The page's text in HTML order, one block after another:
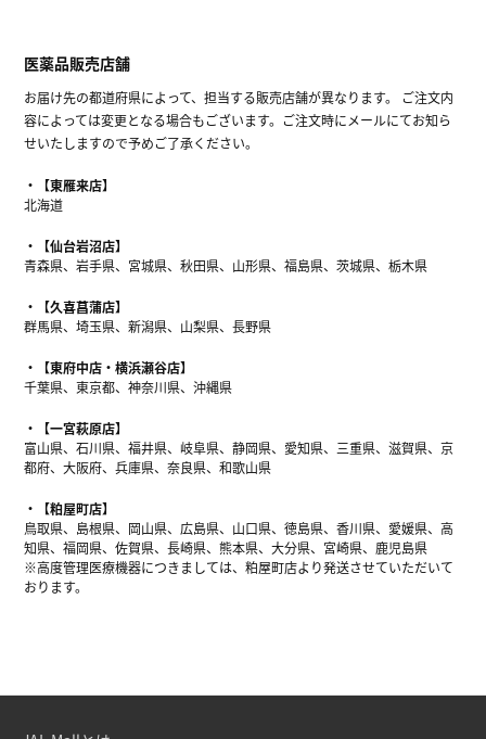
医薬品販売店舗
お届け先の都道府県によって、担当する販売店舗が異なります。 ご注文内
容によっては変更となる場合もございます。ご注文時にメールにてお知ら
せいたしますので予めご了承ください。
【東雁来店】
北海道
【仙台岩沼店】
青森県、岩手県、宮城県、秋田県、山形県、福島県、茨城県、栃木県
【久喜菖蒲店】
群馬県、埼玉県、新潟県、山梨県、長野県
【東府中店・横浜瀬谷店】
千葉県、東京都、神奈川県、沖縄県
【一宮萩原店】
富山県、石川県、福井県、岐阜県、静岡県、愛知県、三重県、滋賀県、京
都府、大阪府、兵庫県、奈良県、和歌山県
【粕屋町店】
鳥取県、島根県、岡山県、広島県、山口県、徳島県、香川県、愛媛県、高
知県、福岡県、佐賀県、長崎県、熊本県、大分県、宮崎県、鹿児島県
※高度管理医療機器につきましては、粕屋町店より発送させていただいて
おります。